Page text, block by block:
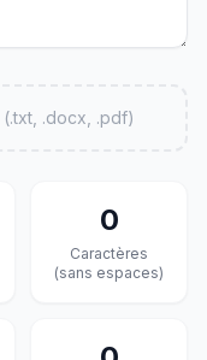
(.txt, .docx, .pdf)
0
Caractères
(sans espaces)